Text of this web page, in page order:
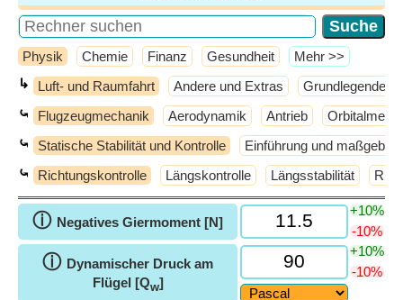
Physik Chemie Finanz Gesundheit ​Mehr >>
↳ Luft- und Raumfahrt Andere und Extras Grundlegende
⤿ Flugzeugmechanik Aerodynamik Antrieb
⤿ Statische Stabilität und Kontrolle Einführung und
⤿ Richtungskontrolle Längskontrolle Längsstabilität
ⓘ Negatives Giermoment [N]
+10%
-10%
ⓘ Dynamischer Druck am
Flügel [Qw]
+10%
-10%